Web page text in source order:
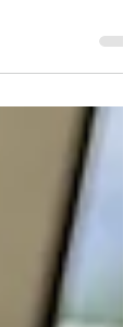
Dill-Sauce